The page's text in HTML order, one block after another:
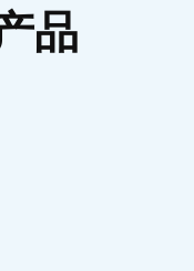
品